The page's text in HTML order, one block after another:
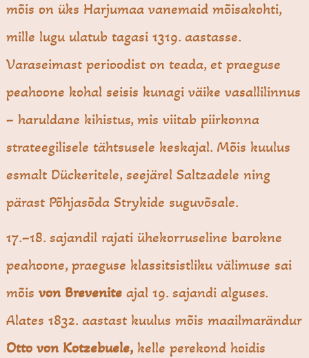
mõis on üks Harjumaa vanemaid mõisakohti,
mille lugu ulatub tagasi 1319. aastasse.
Varaseimast perioodist on teada, et praeguse
peahoone kohal seisis kunagi väike vasallilinnus
– haruldane kihistus, mis viitab piirkonna
strateegilisele tähtsusele keskajal. Mõis kuulus
esmalt Dückeritele, seejärel Saltzadele ning
pärast Põhjasõda Strykide suguvõsale.
17.–18. sajandil rajati ühekorruseline barokne
peahoone, praeguse klassitsistliku välimuse sai
mõisvon Brevenite ajal 19. sajandi alguses.
Alates 1832. aastast kuulus mõis maailmarändur
Otto von Kotzebuele, kelle perekond hoidis